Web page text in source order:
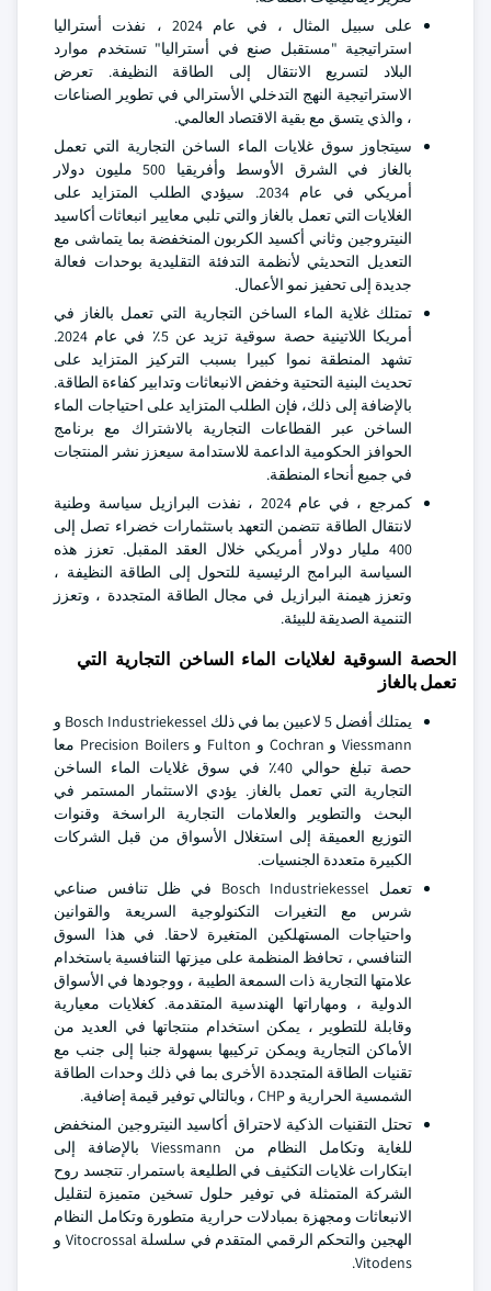
على سبيل المثال ، في عام 2024 ، نفذت أستراليا
استراتيجية "مستقبل صنع في أستراليا" تستخدم موارد
البلاد لتسريع الانتقال إلى الطاقة النظيفة. تعرض
الاستراتيجية النهج التدخلي الأسترالي في تطوير الصناعات
، والذي يتسق مع بقية الاقتصاد العالمي.
سيتجاوز سوق غلايات الماء الساخن التجارية التي تعمل
بالغاز في الشرق الأوسط وأفريقيا 500 مليون دولار
أمريكي في عام 2034. سيؤدي الطلب المتزايد على
الغلايات التي تعمل بالغاز والتي تلبي معايير انبعاثات أكاسيد
النيتروجين وثاني أكسيد الكربون المنخفضة بما يتماشى مع
التعديل التحديثي لأنظمة التدفئة التقليدية بوحدات فعالة
جديدة إلى تحفيز نمو الأعمال.
تمتلك غلاية الماء الساخن التجارية التي تعمل بالغاز في
أمريكا اللاتينية حصة سوقية تزيد عن 5٪ في عام 2024.
تشهد المنطقة نموا كبيرا بسبب التركيز المتزايد على
تحديث البنية التحتية وخفض الانبعاثات وتدابير كفاءة الطاقة.
بالإضافة إلى ذلك، فإن الطلب المتزايد على احتياجات الماء
الساخن عبر القطاعات التجارية بالاشتراك مع برنامج
الحوافز الحكومية الداعمة للاستدامة سيعزز نشر المنتجات
في جميع أنحاء المنطقة.
كمرجع ، في عام 2024 ، نفذت البرازيل سياسة وطنية
لانتقال الطاقة تتضمن التعهد باستثمارات خضراء تصل إلى
400 مليار دولار أمريكي خلال العقد المقبل. تعزز هذه
السياسة البرامج الرئيسية للتحول إلى الطاقة النظيفة ،
وتعزز هيمنة البرازيل في مجال الطاقة المتجددة ، وتعزز
التنمية الصديقة للبيئة.
الحصة السوقية لغلايات الماء الساخن التجارية التي
تعمل بالغاز
يمتلك أفضل 5 لاعبين بما في ذلك Bosch Industriekessel و
Viessmann و Cochran و Fulton و Precision Boilers معا
حصة تبلغ حوالي 40٪ في سوق غلايات الماء الساخن
التجارية التي تعمل بالغاز. يؤدي الاستثمار المستمر في
البحث والتطوير والعلامات التجارية الراسخة وقنوات
التوزيع العميقة إلى استغلال الأسواق من قبل الشركات
الكبيرة متعددة الجنسيات.
تعمل Bosch Industriekessel في ظل تنافس صناعي
شرس مع التغيرات التكنولوجية السريعة والقوانين
واحتياجات المستهلكين المتغيرة لاحقا. في هذا السوق
التنافسي ، تحافظ المنظمة على ميزتها التنافسية باستخدام
علامتها التجارية ذات السمعة الطيبة ، ووجودها في الأسواق
الدولية ، ومهاراتها الهندسية المتقدمة. كغلايات معيارية
وقابلة للتطوير ، يمكن استخدام منتجاتها في العديد من
الأماكن التجارية ويمكن تركيبها بسهولة جنبا إلى جنب مع
تقنيات الطاقة المتجددة الأخرى بما في ذلك وحدات الطاقة
الشمسية الحرارية و CHP ، وبالتالي توفير قيمة إضافية.
تحتل التقنيات الذكية لاحتراق أكاسيد النيتروجين المنخفض
للغاية وتكامل النظام من Viessmann بالإضافة إلى
ابتكارات غلايات التكثيف في الطليعة باستمرار. تتجسد روح
الشركة المتمثلة في توفير حلول تسخين متميزة لتقليل
الانبعاثات ومجهزة بمبادلات حرارية متطورة وتكامل النظام
الهجين والتحكم الرقمي المتقدم في سلسلة Vitocrossal و
Vitodens.